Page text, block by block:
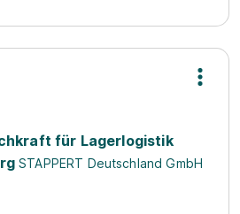
für Lagerlogistik
STAPPERT Deutschland GmbH